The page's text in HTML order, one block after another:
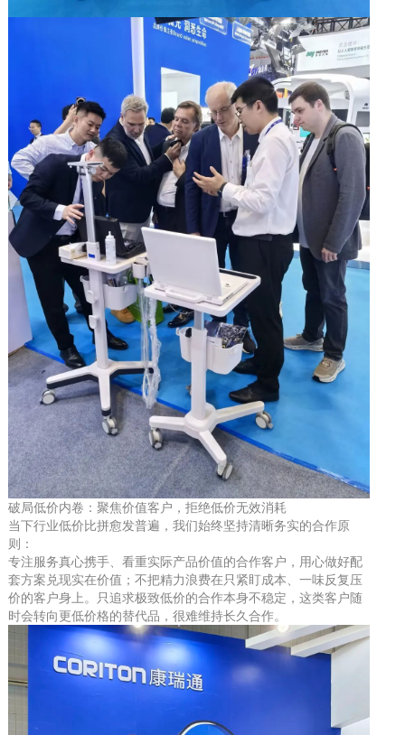
破局低价内卷：聚焦价值客户，拒绝低价无效消耗
当下行业低价比拼愈发普遍，我们始终坚持清晰务实的合作原
则：
专注服务真心携手、看重实际产品价值的合作客户，用心做好配
套方案兑现实在价值；不把精力浪费在只紧盯成本、一味反复压
价的客户身上。只追求极致低价的合作本身不稳定，这类客户随
时会转向更低价格的替代品，很难维持长久合作。